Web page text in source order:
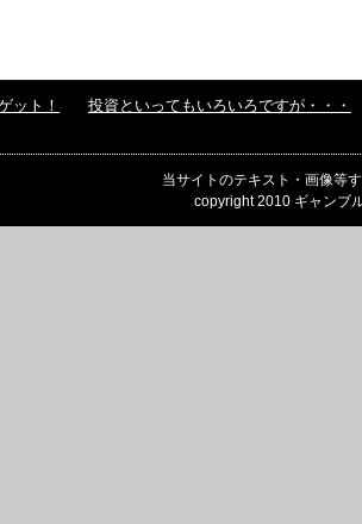
ット！ 投資といってもいろいろですが・・・
当サイトのテキスト・画像等
copyright 2010 ギャンブ